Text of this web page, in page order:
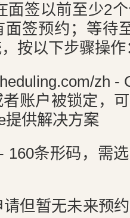
面签以前至少2
面签预约；等待
按以下步骤操作
zh -
账户被锁定，
提供解决方案
160条形码，需
但暂无未来预